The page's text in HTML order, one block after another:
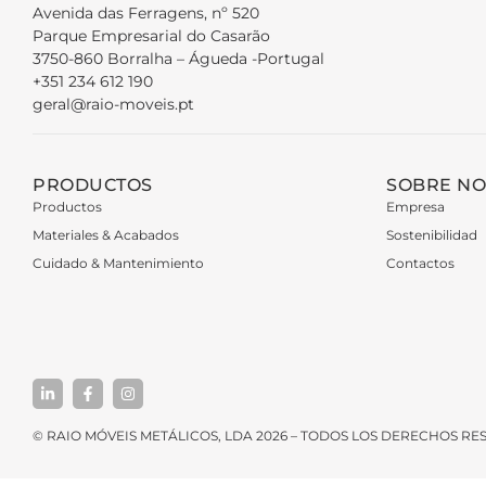
Avenida das Ferragens, nº 520
Parque Empresarial do Casarão
3750-860 Borralha – Águeda -Portugal
+351 234 612 190
geral@raio-moveis.pt
PRODUCTOS
Productos
Materiales & Acabados
Cuidado & Mantenimiento
SOBRE
Empresa
Sostenibilidad
Contactos
© RAIO MÓVEIS METÁLICOS, LDA 2026 – TODOS LOS DERECHOS